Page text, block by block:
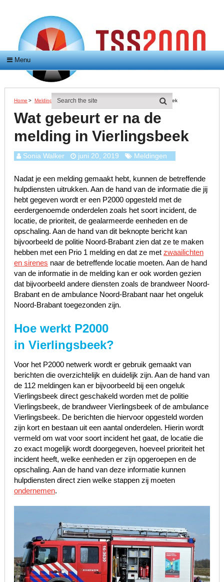
Menu
Home > Meldingen > Wat Gebeurt Er Na De Melding In Vierlingsbeek
Wat gebeurt er na de
melding in Vierlingsbeek
Sonia Walker juni 20, 2019 Meldingen
Nadat je een melding gemaakt hebt, kunnen de betreffende
hulpdiensten uitrukken. Aan de hand van de informatie die jij
hebt gegeven wordt er een P2000 opgesteld met de
eerdergenoemde onderdelen zoals het soort incident, de
locatie, de prioriteit, de gealarmeerde eenheden en de
opschaling. Aan de hand van dit beknopte bericht kan
bijvoorbeeld de politie Noord-Brabant zien dat ze te maken
hebben met een Prio 1 melding en dat ze met zwaailichten
en sirenes naar de betreffende locatie moeten. Aan de hand
van de informatie in de melding kan er ook worden gezien
dat bijvoorbeeld andere diensten zoals de brandweer Noord-
Brabant en de ambulance Noord-Brabant naar het ongeluk
Noord-Brabant toegezonden zijn.
Hoe werkt P2000
in Vierlingsbeek?
Voor het P2000 netwerk wordt er gebruik gemaakt van
berichten die overzichtelijk en duidelijk zijn. Aan de hand van
de 112 meldingen kan er bijvoorbeeld bij een ongeluk
Vierlingsbeek direct geschakeld worden met de politie
Vierlingsbeek, de brandweer Vierlingsbeek of de ambulance
Vierlingsbeek. De berichten die hiervoor opgesteld worden
zijn kort en bestaan uit een aantal onderdelen. Hierin wordt
vermeld om wat voor soort incident het gaat, de locatie die
zo exact mogelijk wordt doorgegeven, hoeveel prioriteit het
incident heeft, welke eenheden er zijn opgeroepen en de
opschaling. Aan de hand van deze informatie kunnen
hulpdiensten direct zien welke stappen zij moeten
ondernemen.